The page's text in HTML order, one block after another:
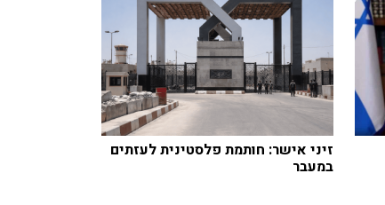
זיני אישר: חותמת פלסטינית לעזתים
במעבר